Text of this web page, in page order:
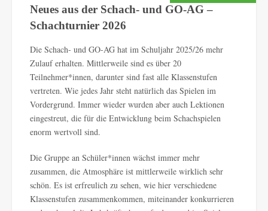
Neues aus der Schach- und GO-AG –
Schachturnier 2026
Die Schach- und GO-AG hat im Schuljahr 2025/26 mehr
Zulauf erhalten. Mittlerweile sind es über 20
Teilnehmer*innen, darunter sind fast alle Klassenstufen
vertreten. Wie jedes Jahr steht natürlich das Spielen im
Vordergrund. Immer wieder wurden aber auch Lektionen
eingestreut, die für die Entwicklung beim Schachspielen
enorm wertvoll sind.
Die Gruppe an Schüler*innen wächst immer mehr
zusammen, die Atmosphäre ist mittlerweile wirklich sehr
schön. Es ist erfreulich zu sehen, wie hier verschiedene
Klassenstufen zusammenkommen, miteinander konkurrieren